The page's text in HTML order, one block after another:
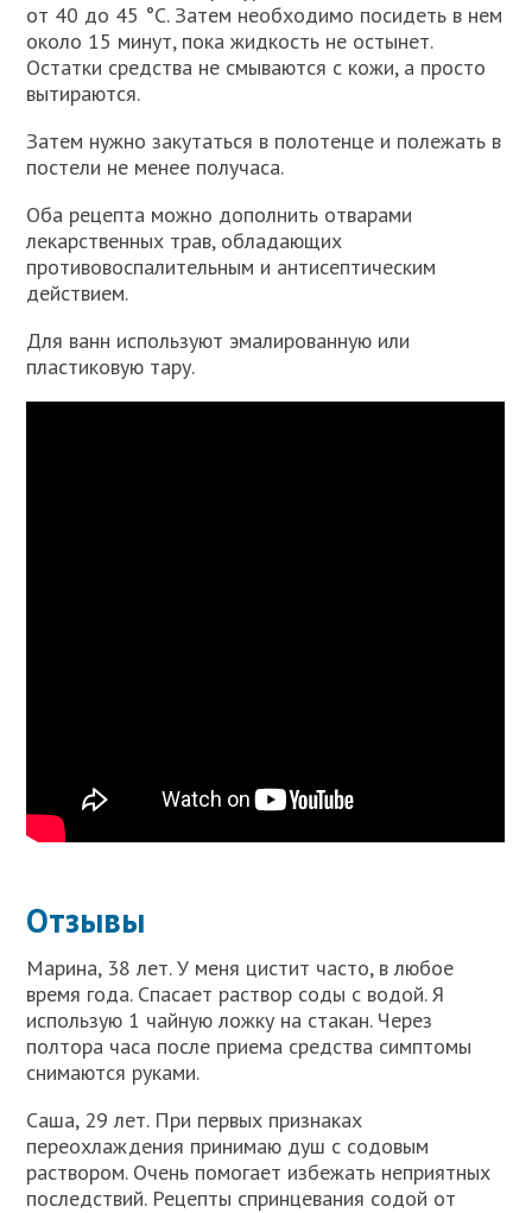
от 40 до 45 °C. Затем необходимо посидеть в нем
около 15 минут, пока жидкость не остынет.
Остатки средства не смываются с кожи, а просто
вытираются.
Затем нужно закутаться в полотенце и полежать в
постели не менее получаса.
Оба рецепта можно дополнить отварами
лекарственных трав, обладающих
противовоспалительным и антисептическим
действием.
Для ванн используют эмалированную или
пластиковую тару.
Отзывы
Марина, 38 лет. У меня цистит часто, в любое
время года. Спасает раствор соды с водой. Я
использую 1 чайную ложку на стакан. Через
полтора часа после приема средства симптомы
снимаются руками.
Саша, 29 лет. При первых признаках
переохлаждения принимаю душ с содовым
раствором. Очень помогает избежать неприятных
последствий. Рецепты спринцевания содой от